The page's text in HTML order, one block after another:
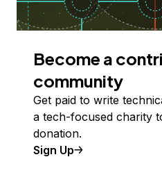
Become a
community
Get paid to write
a tech-focused charity
donation.
Sign Up